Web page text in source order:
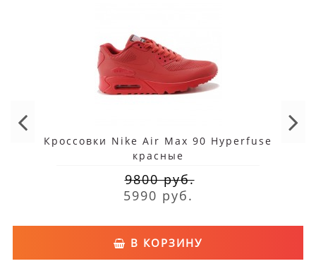
Кроссовки Nike Air Max 90 Hyperfuse
красные
9800 руб.
5990 руб.
В КОРЗИНУ